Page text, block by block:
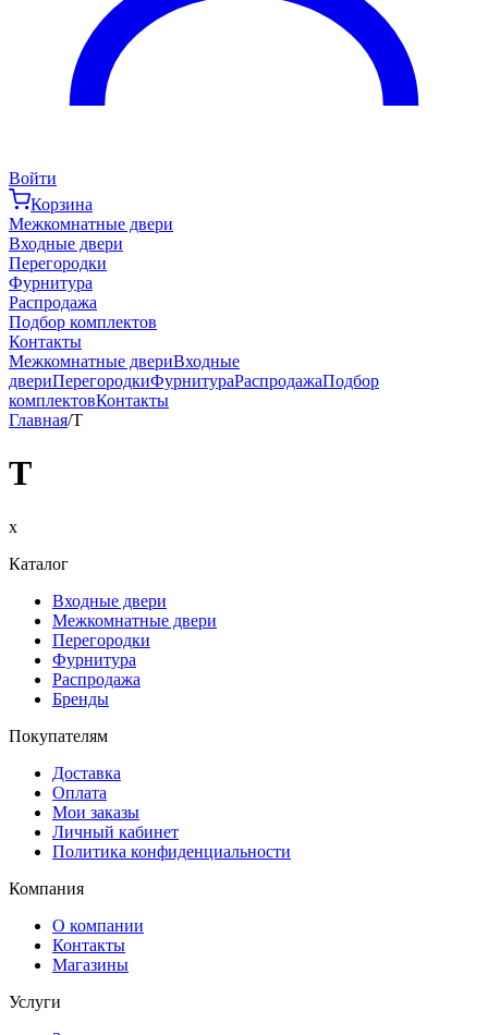
Войти
Корзина
Межкомнатные двери
Входные двери
Перегородки
Фурнитура
Распродажа
Подбор комплектов
Контакты
Межкомнатные двериВходные
двериПерегородкиФурнитураРаспродажаПодбор
комплектовКонтакты
Главная/T
T
x
Каталог
Входные двери
Межкомнатные двери
Перегородки
Фурнитура
Распродажа
Бренды
Покупателям
Доставка
Оплата
Мои заказы
Личный кабинет
Политика конфиденциальности
Компания
О компании
Контакты
Магазины
Услуги